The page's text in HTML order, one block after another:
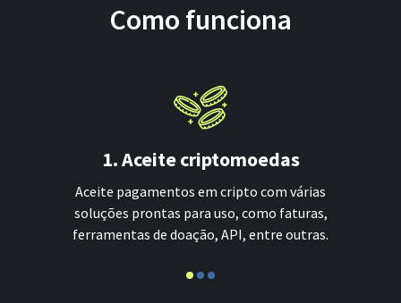
Como funciona
1. Aceite criptomoedas
Aceite pagamentos em cripto com várias
soluções prontas para uso, como faturas,
ferramentas de doação, API, entre outras.